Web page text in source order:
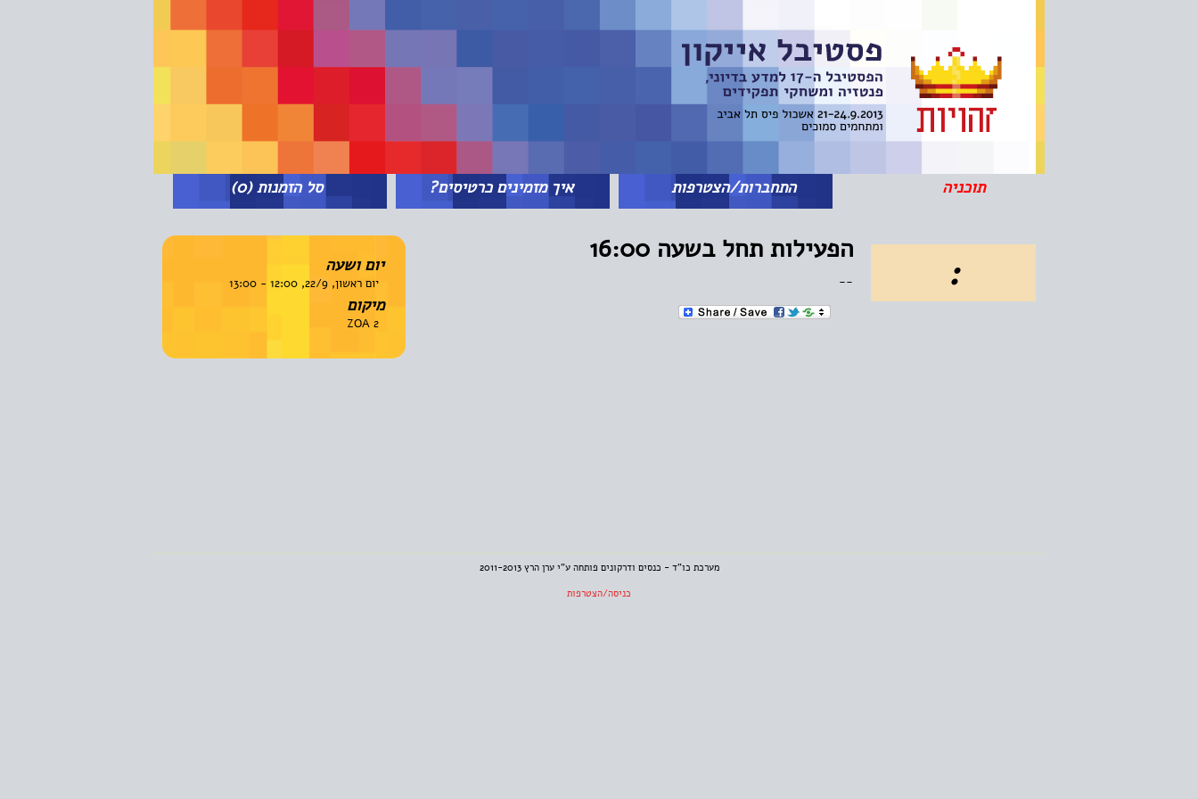
תוכניה התחברות/הצטרפות איך מזמינים כרטיסים? סל הזמנות(0)
: הפעילות תחל בשעה 16:00
--
יום ושעה
יום ראשון, 22/9, 12:00 - 13:00
מיקום
ZOA 2
מערכת כו"ד - כנסים ודרקונים פותחה ע"י ערן הרץ 2011-2013
כניסה/הצטרפות